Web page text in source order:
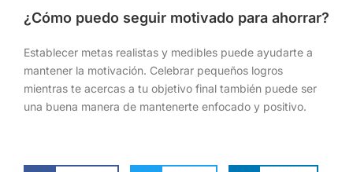
¿Cómo puedo seguir motivado para ahorrar?
Establecer metas realistas y medibles puede ayudarte a
mantener la motivación. Celebrar pequeños logros
mientras te acercas a tu objetivo final también puede ser
una buena manera de mantenerte enfocado y positivo.